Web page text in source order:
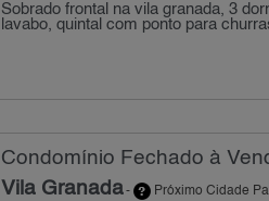
Sobrado frontal na vila granada, 3
lavabo, quintal com ponto para
Condomínio Fechado à
Vila Granada- Próximo Cidade